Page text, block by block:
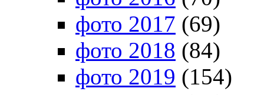
фото 2017 (69)
фото 2018 (84)
фото 2019 (154)